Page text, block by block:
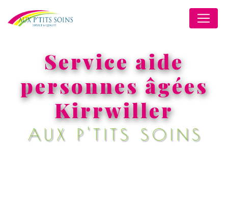
Service aide
personnes âgées
Kirrwiller
AUX P'TITS SOINS